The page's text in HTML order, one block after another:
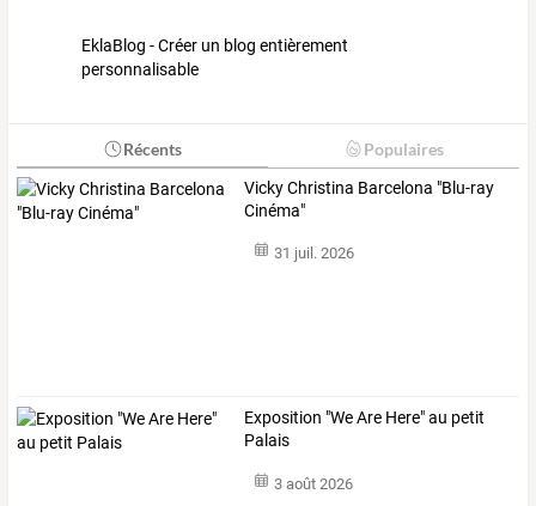
EklaBlog - Créer un blog entièrement
personnalisable
Récents Populaires
Vicky Christina Barcelona "Blu-ray
Cinéma"
31 juil. 2026
Exposition "We Are Here" au petit
Palais
3 août 2026